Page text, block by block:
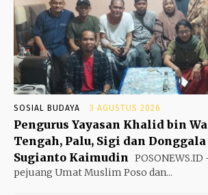
SOSIAL BUDAYA 3 AGUSTUS 2026
Pengurus Yayasan Khalid bin
Tengah, Palu, Sigi dan
Sugianto Kaimudin
pejuang Umat Muslim Poso dan...